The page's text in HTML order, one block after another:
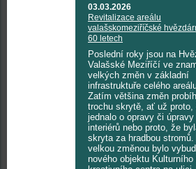
03.03.2026
Revitalizace areálu
valašskomeziříčské
60 letech
Poslední roky jsou na
Valašské Meziříčí ve
velkých změn v základní
infrastruktuře celého
Zatím většina změn
trochu skrytě, ať už proto,
jednalo o opravy či úpravy
interiérů nebo proto, že
skryta za hradbou
velkou změnou bylo
nového objektu Kulturního